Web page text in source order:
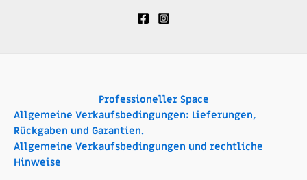
Professioneller Space
Allgemeine Verkaufsbedingungen: Lieferungen,
Rückgaben und Garantien.
Allgemeine Verkaufsbedingungen und rechtliche
Hinweise